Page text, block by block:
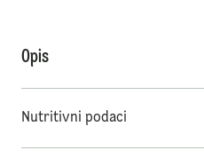
Opis
Nutritivni podaci